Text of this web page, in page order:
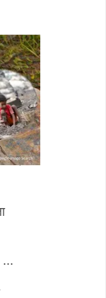
...